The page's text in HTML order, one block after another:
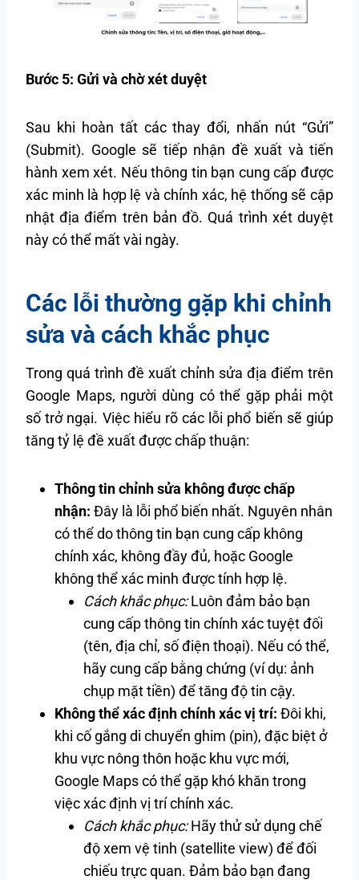
Bước 5: Gửi và chờ xét duyệt
Sau khi hoàn tất các thay đổi, nhấn nút “Gửi”
(Submit). Google sẽ tiếp nhận đề xuất và tiến
hành xem xét. Nếu thông tin bạn cung cấp được
xác minh là hợp lệ và chính xác, hệ thống sẽ cập
nhật địa điểm trên bản đồ. Quá trình xét duyệt
này có thể mất vài ngày.
Các lỗi thường gặp khi chỉnh
sửa và cách khắc phục
Trong quá trình đề xuất chỉnh sửa địa điểm trên
Google Maps, người dùng có thể gặp phải một
số trở ngại. Việc hiểu rõ các lỗi phổ biến sẽ giúp
tăng tỷ lệ đề xuất được chấp thuận:
Thông tin chỉnh sửa không được chấp
nhận: Đây là lỗi phổ biến nhất. Nguyên nhân
có thể do thông tin bạn cung cấp không
chính xác, không đầy đủ, hoặc Google
không thể xác minh được tính hợp lệ.
Cách khắc phục:Luôn đảm bảo bạn
cung cấp thông tin chính xác tuyệt đối
(tên, địa chỉ, số điện thoại). Nếu có thể,
hãy cung cấp bằng chứng (ví dụ: ảnh
chụp mặt tiền) để tăng độ tin cậy.
Không thể xác định chính xác vị trí: Đôi khi,
khi cố gắng di chuyển ghim (pin), đặc biệt ở
khu vực nông thôn hoặc khu vực mới,
Google Maps có thể gặp khó khăn trong
việc xác định vị trí chính xác.
Cách khắc phục:Hãy thử sử dụng chế
độ xem vệ tinh (satellite view) để đối
chiếu trực quan. Đảm bảo bạn đang